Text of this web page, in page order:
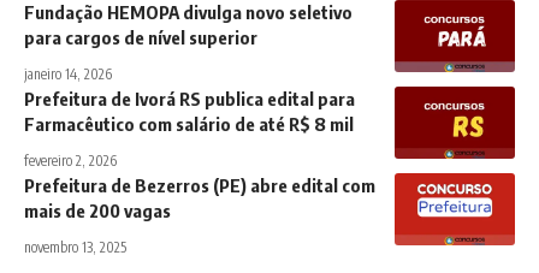
Fundação HEMOPA divulga novo seletivo
para cargos de nível superior
janeiro 14, 2026
Prefeitura de Ivorá RS publica edital para
Farmacêutico com salário de até R$ 8 mil
fevereiro 2, 2026
Prefeitura de Bezerros (PE) abre edital com
mais de 200 vagas
novembro 13, 2025